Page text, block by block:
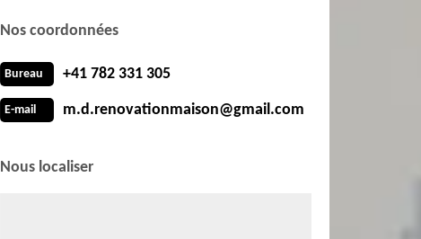
Nos coordonnées
Bureau +41 782 331 305
E-mail m.d.renovationmaison@gmail.com
Nous localiser